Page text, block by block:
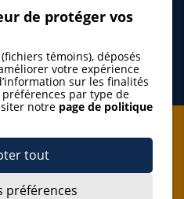
à l'infolettre
de protéger vos
témoins), déposés
votre expérience
sur les finalités
par type de
notre page de politique
tout
préférences